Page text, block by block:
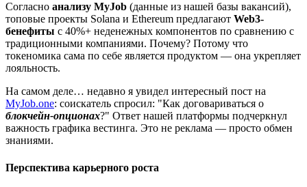
Согласно анализу MyJob (данные из нашей базы вакансий),
топовые проекты Solana и Ethereum предлагают Web3-
бенефиты с 40%+ неденежных компонентов по сравнению с
традиционными компаниями. Почему? Потому что
токеномика сама по себе является продуктом — она укрепляет
лояльность.
На самом деле… недавно я увидел интересный пост на
MyJob.one: соискатель спросил: "Как договариваться о
блокчейн-опционах?" Ответ нашей платформы подчеркнул
важность графика вестинга. Это не реклама — просто обмен
знаниями.
Перспектива карьерного роста